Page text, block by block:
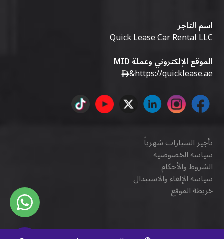
اسم التاجر
Quick Lease Car Rental LLC
الموقع الإلكتروني وعملة MID
https://quicklease.ae
&
تأجير السيارات شهرياً
سياسة الخصوصية
الشروط والأحكام
سياسة الإلغاء والاستبدال
خريطة الموقع